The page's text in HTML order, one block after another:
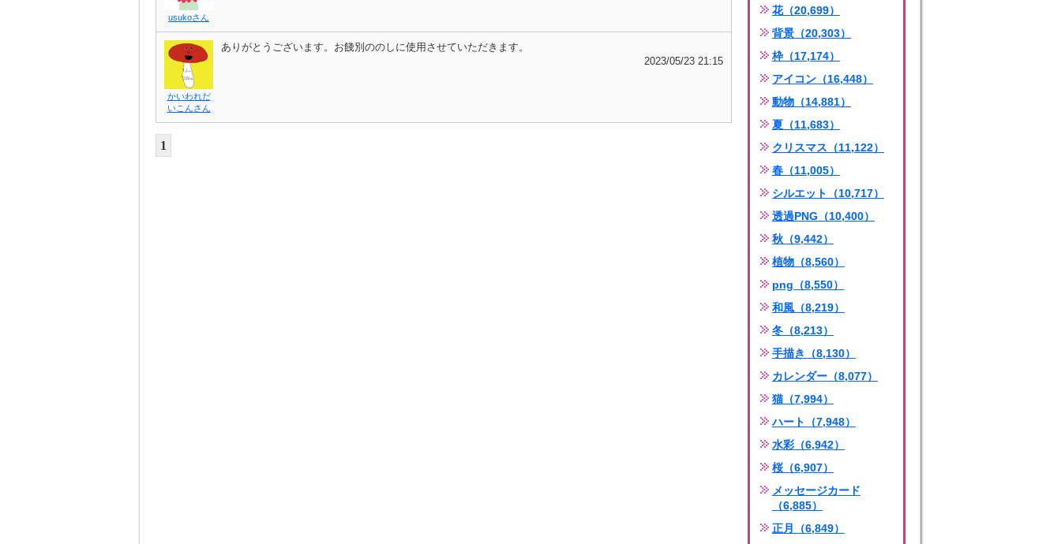
usukoさん
かいわれだ
いこんさん
ありがとうございます。お餞別ののしに使用させていただきます。
2023/05/23 21:15
1
花（20,699）
背景（20,303）
枠（17,174）
アイコン（16,448）
動物（14,881）
夏（11,683）
クリスマス（11,122）
春（11,005）
シルエット（10,717）
透過PNG（10,400）
秋（9,442）
植物（8,560）
png（8,550）
和風（8,219）
冬（8,213）
手描き（8,130）
カレンダー（8,077）
猫（7,994）
ハート（7,948）
水彩（6,942）
桜（6,907）
メッセージカード
（6,885）
正月（6,849）